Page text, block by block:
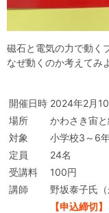
研究の紹介
川崎市自然環境調査
図録
紀要
年報
出版物
生田緑地の植物
お問い合わせ
よくある質問
日本語
磁石と電気の力で動く
なぜ動くのか考えてみ
開催日時 2024年2月
場所
かわさき宙
対象
小学校3～6
定員
24名
受講料
100円
講師
野坂泰子氏（
【申込締切】